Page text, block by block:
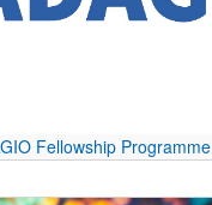
Fellowship Programme